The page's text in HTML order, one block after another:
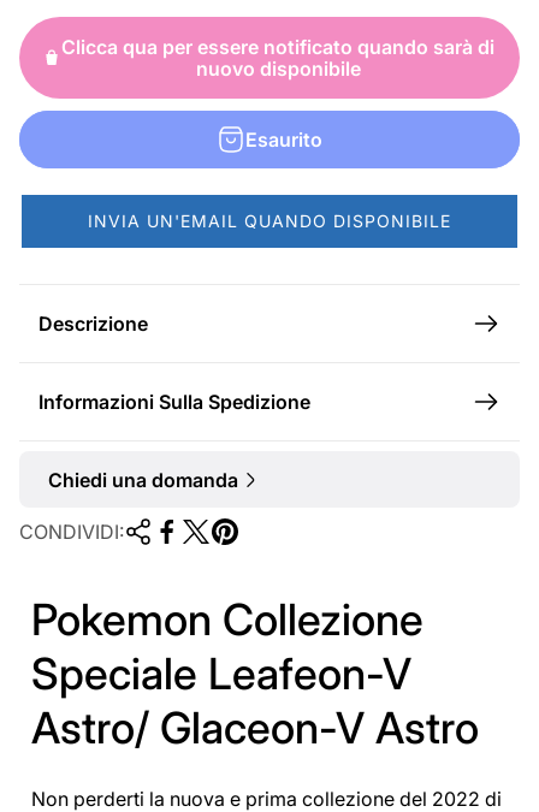
o
n
o
r
m
a
l
Clicca qua per essere notificato quando sarà di
nuovo disponibile
Esaurito
INVIA UN'EMAIL QUANDO DISPONIBILE
Descrizione
Informazioni Sulla Spedizione
Chiedi una domanda
CONDIVIDI:
Pokemon Collezione
Speciale Leafeon-V
Astro/ Glaceon-V Astro
Non perderti la nuova e prima collezione del 2022 di